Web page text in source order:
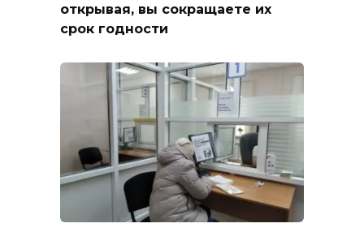
открывая, вы сокращаете их
срок годности